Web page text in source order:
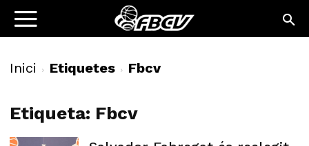
Inici Etiquetes Fbcv
Etiqueta: Fbcv